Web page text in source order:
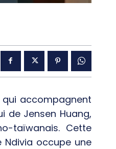
qui accompagnent
de Jensen Huang,
taïwanais. Cette
Ndivia occupe une